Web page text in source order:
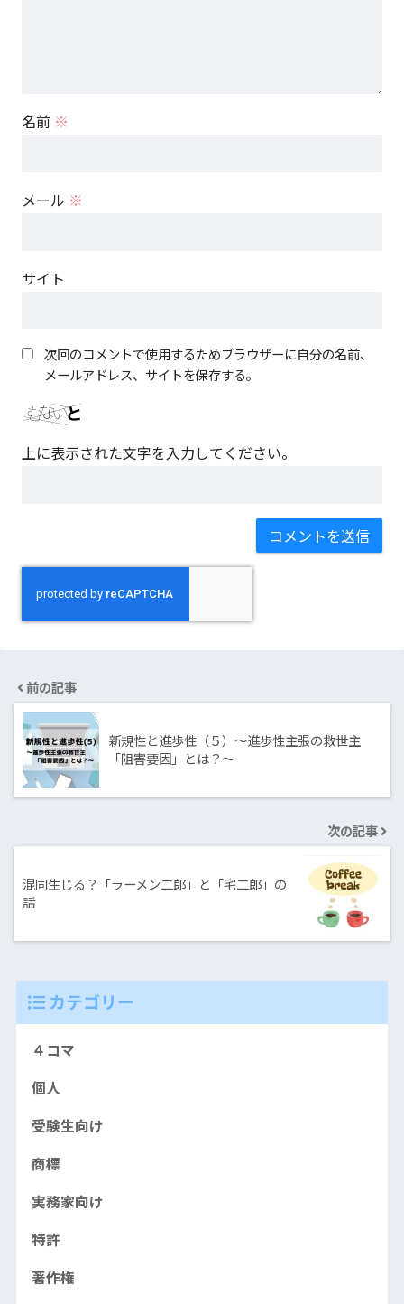
名前 ※
メール ※
サイト
次回のコメントで使用するためブラウザーに自分の名前、
メールアドレス、サイトを保存する。
上に表示された文字を入力してください。
前の記事
新規性と進歩性（５）～進歩性主張の救世主
「阻害要因」とは？～
次の記事
混同生じる？「ラーメン二郎」と「宅二郎」の
話
カテゴリー
４コマ
個人
受験生向け
商標
実務家向け
特許
著作権